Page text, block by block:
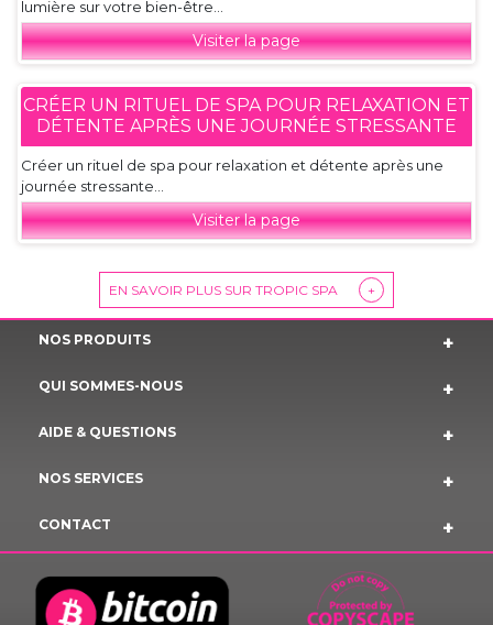
lumière sur votre bien-être...
Visiter la page
CRÉER UN RITUEL DE SPA POUR RELAXATION ET
DÉTENTE APRÈS UNE JOURNÉE STRESSANTE
Créer un rituel de spa pour relaxation et détente après une
journée stressante...
Visiter la page
EN SAVOIR PLUS SUR TROPIC SPA +
NOS PRODUITS
QUI SOMMES-NOUS
AIDE & QUESTIONS
NOS SERVICES
CONTACT